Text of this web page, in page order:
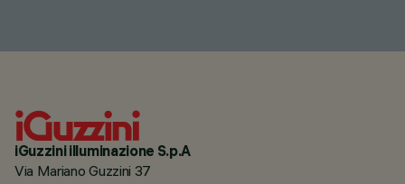
iGuzzini illuminazione S.p.A
Via Mariano Guzzini 37